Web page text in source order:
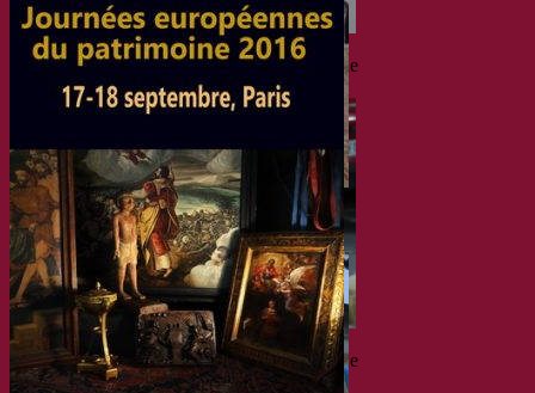
Les Puces de Vanves – L’Objet du Coeur, 5e
édition – Journées Européennes du Patrimoine
Les Puces de Vanves – L’Objet du Coeur, 5e
édition – Journées Européennes du Patrimoine
2016
Les Puces de Vanves – L’Objet du Coeur, 5e
édition – Journées Européennes du
Patrimoine 2016